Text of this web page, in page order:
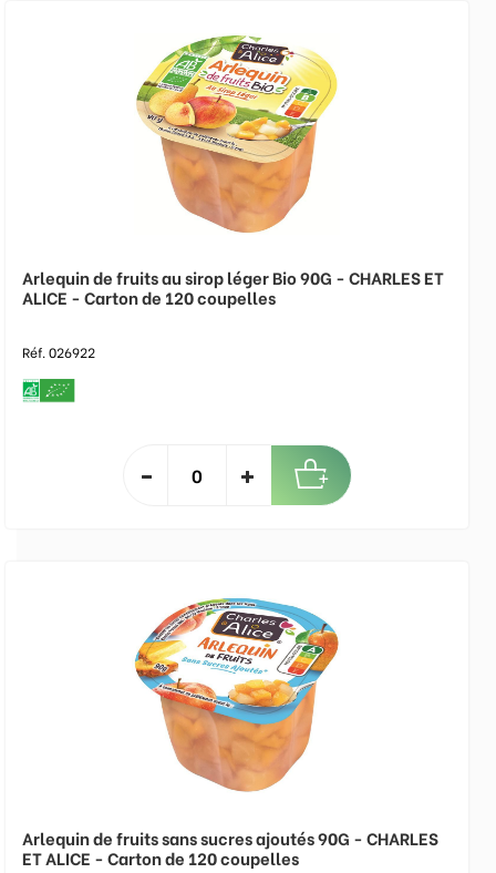
Arlequin de fruits au sirop léger Bio 90G - CHARLES ET
ALICE - Carton de 120 coupelles
Réf. 026922
Arlequin de fruits sans sucres ajoutés 90G - CHARLES
ET ALICE - Carton de 120 coupelles